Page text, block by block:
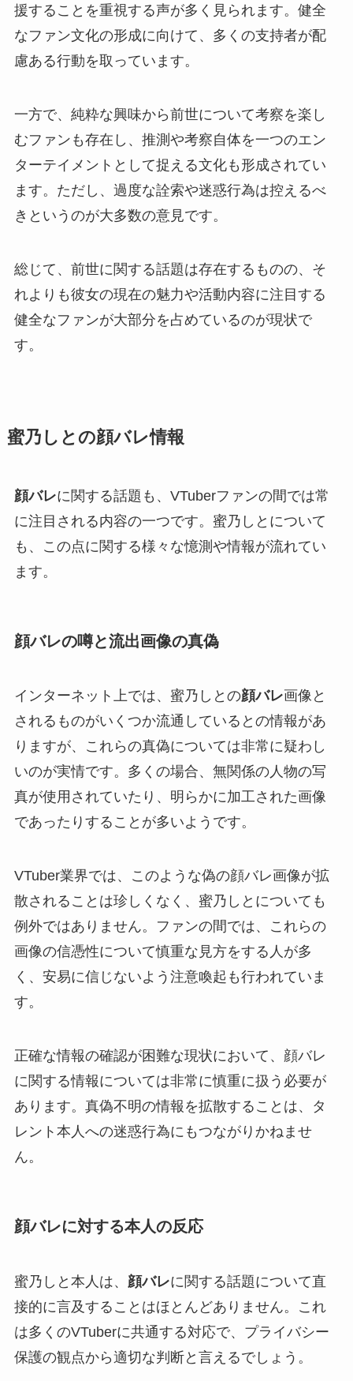
援することを重視する声が多く見られます。健全
なファン文化の形成に向けて、多くの支持者が配
慮ある行動を取っています。
一方で、純粋な興味から前世について考察を楽し
むファンも存在し、推測や考察自体を一つのエン
ターテイメントとして捉える文化も形成されてい
ます。ただし、過度な詮索や迷惑行為は控えるべ
きというのが大多数の意見です。
総じて、前世に関する話題は存在するものの、そ
れよりも彼女の現在の魅力や活動内容に注目する
健全なファンが大部分を占めているのが現状で
す。
蜜乃しとの顔バレ情報
顔バレに関する話題も、VTuberファンの間では常
に注目される内容の一つです。蜜乃しとについて
も、この点に関する様々な憶測や情報が流れてい
ます。
顔バレの噂と流出画像の真偽
インターネット上では、蜜乃しとの顔バレ画像と
されるものがいくつか流通しているとの情報があ
りますが、これらの真偽については非常に疑わし
いのが実情です。多くの場合、無関係の人物の写
真が使用されていたり、明らかに加工された画像
であったりすることが多いようです。
VTuber業界では、このような偽の顔バレ画像が拡
散されることは珍しくなく、蜜乃しとについても
例外ではありません。ファンの間では、これらの
画像の信憑性について慎重な見方をする人が多
く、安易に信じないよう注意喚起も行われていま
す。
正確な情報の確認が困難な現状において、顔バレ
に関する情報については非常に慎重に扱う必要が
あります。真偽不明の情報を拡散することは、タ
レント本人への迷惑行為にもつながりかねませ
ん。
顔バレに対する本人の反応
蜜乃しと本人は、 顔バレに関する話題について直
接的に言及することはほとんどありません。これ
は多くのVTuberに共通する対応で、プライバシー
保護の観点から適切な判断と言えるでしょう。